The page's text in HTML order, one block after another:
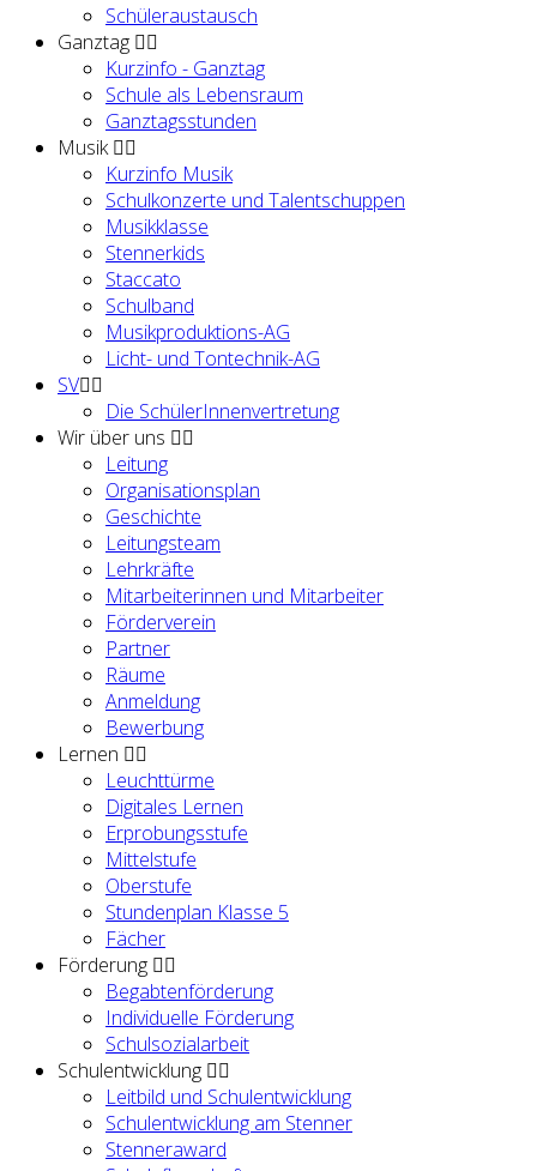
Schüleraustausch
Ganztag
Kurzinfo - Ganztag
Schule als Lebensraum
Ganztagsstunden
Musik
Kurzinfo Musik
Schulkonzerte und Talentschuppen
Musikklasse
Stennerkids
Staccato
Schulband
Musikproduktions-AG
Licht- und Tontechnik-AG
SV
Die SchülerInnenvertretung
Wir über uns
Leitung
Organisationsplan
Geschichte
Leitungsteam
Lehrkräfte
Mitarbeiterinnen und Mitarbeiter
Förderverein
Partner
Räume
Anmeldung
Bewerbung
Lernen
Leuchttürme
Digitales Lernen
Erprobungsstufe
Mittelstufe
Oberstufe
Stundenplan Klasse 5
Fächer
Förderung
Begabtenförderung
Individuelle Förderung
Schulsozialarbeit
Schulentwicklung
Leitbild und Schulentwicklung
Schulentwicklung am Stenner
Stenneraward